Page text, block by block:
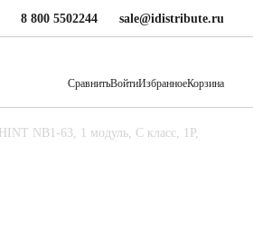
8 800 5502244 sale@idistribute.ru
СравнитьВойтиИзбранноеКорзина
NB1-63, 1 модуль, C класс, 1P,